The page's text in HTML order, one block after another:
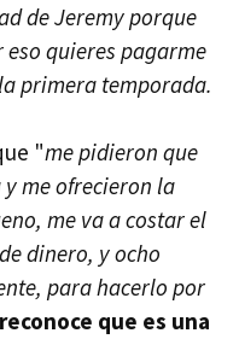
de Jeremy porque
quieres pagarme
primera temporada.
"me pidieron que
me ofrecieron la
me va a costar el
dinero, y ocho
para hacerlo por
reconoce que es una